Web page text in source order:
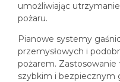
umożliwiając
pożaru.
Pianowe systemy
przemysłowych i
pożarem.
szybkim i bezpiecznym